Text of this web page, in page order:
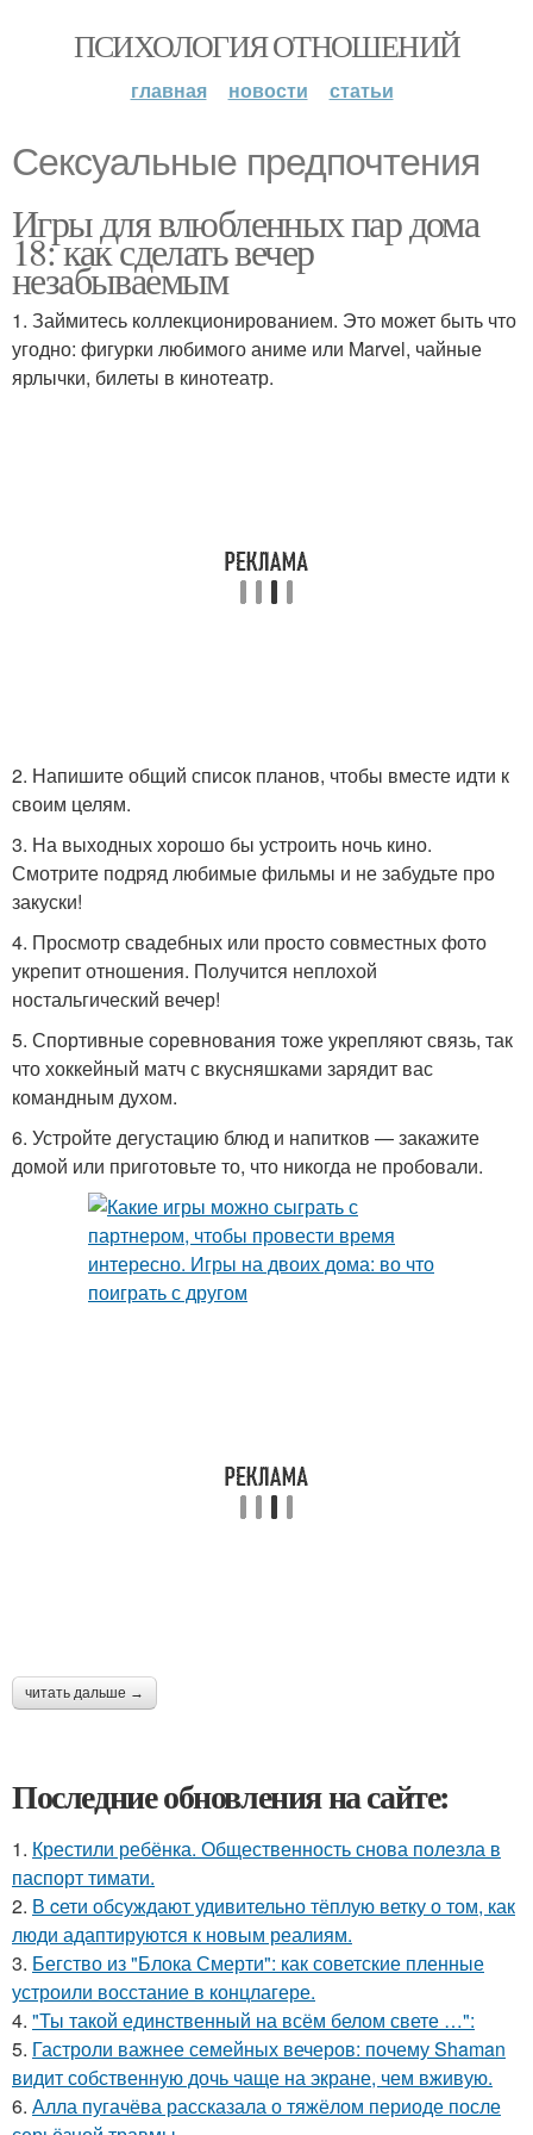
ПСИХОЛОГИЯ ОТНОШЕНИЙ
главная новости статьи
Сексуальные предпочтения
Игры для влюбленных пар дома
18: как сделать вечер
незабываемым
1. Займитесь коллекционированием. Это может быть что
угодно: фигурки любимого аниме или Marvel, чайные
ярлычки, билеты в кинотеатр.
2. Напишите общий список планов, чтобы вместе идти к
своим целям.
3. На выходных хорошо бы устроить ночь кино.
Смотрите подряд любимые фильмы и не забудьте про
закуски!
4. Просмотр свадебных или просто совместных фото
укрепит отношения. Получится неплохой
ностальгический вечер!
5. Спортивные соревнования тоже укрепляют связь, так
что хоккейный матч с вкусняшками зарядит вас
командным духом.
6. Устройте дегустацию блюд и напитков — закажите
домой или приготовьте то, что никогда не пробовали.
читать дальше →
Последние обновления на сайте:
1. Крестили ребёнка. Общественность снова полезла в
паспорт тимати.
2. В cети обсуждают удивительно тёплую ветку о том, как
люди адаптируются к новым реалиям.
3. Бегство из "Блока Смерти": как советские пленные
устроили восстание в концлагере.
4. "Ты такой единственный на всём белом свете …":
5. Гастроли важнее семейных вечеров: почему Shaman
видит собственную дочь чаще на экране, чем вживую.
6. Алла пугачёва рассказала о тяжёлом периоде после